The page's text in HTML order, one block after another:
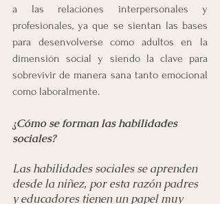
a las relaciones interpersonales y
profesionales, ya que se sientan las bases
para desenvolverse como adultos en la
dimensión social y siendo la clave para
sobrevivir de manera sana tanto emocional
como laboralmente.
¿Cómo se forman las habilidades
sociales?
Las habilidades sociales se aprenden
desde la niñez, por esta razón padres
y educadores tienen un papel muy